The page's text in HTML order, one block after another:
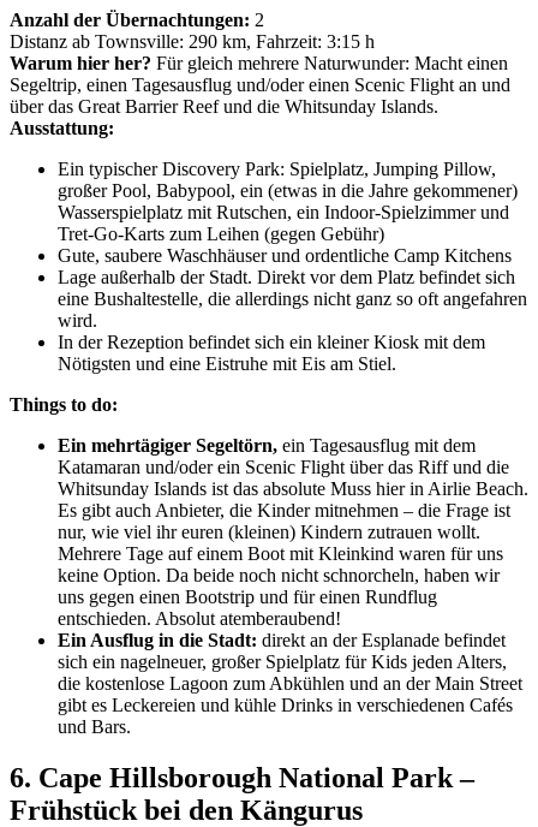
Anzahl der Übernachtungen: 2
Distanz ab Townsville: 290 km, Fahrzeit: 3:15 h
Warum hier her? Für gleich mehrere Naturwunder: Macht einen
Segeltrip, einen Tagesausflug und/oder einen Scenic Flight an und
über das Great Barrier Reef und die Whitsunday Islands.
Ausstattung:
Ein typischer Discovery Park: Spielplatz, Jumping Pillow,
großer Pool, Babypool, ein (etwas in die Jahre gekommener)
Wasserspielplatz mit Rutschen, ein Indoor-Spielzimmer und
Tret-Go-Karts zum Leihen (gegen Gebühr)
Gute, saubere Waschhäuser und ordentliche Camp Kitchens
Lage außerhalb der Stadt. Direkt vor dem Platz befindet sich
eine Bushaltestelle, die allerdings nicht ganz so oft angefahren
wird.
In der Rezeption befindet sich ein kleiner Kiosk mit dem
Nötigsten und eine Eistruhe mit Eis am Stiel.
Things to do:
Ein mehrtägiger Segeltörn, ein Tagesausflug mit dem
Katamaran und/oder ein Scenic Flight über das Riff und die
Whitsunday Islands ist das absolute Muss hier in Airlie Beach.
Es gibt auch Anbieter, die Kinder mitnehmen – die Frage ist
nur, wie viel ihr euren (kleinen) Kindern zutrauen wollt.
Mehrere Tage auf einem Boot mit Kleinkind waren für uns
keine Option. Da beide noch nicht schnorcheln, haben wir
uns gegen einen Bootstrip und für einen Rundflug
entschieden. Absolut atemberaubend!
Ein Ausflug in die Stadt: direkt an der Esplanade befindet
sich ein nagelneuer, großer Spielplatz für Kids jeden Alters,
die kostenlose Lagoon zum Abkühlen und an der Main Street
gibt es Leckereien und kühle Drinks in verschiedenen Cafés
und Bars.
6. Cape Hillsborough National Park –
Frühstück bei den Kängurus